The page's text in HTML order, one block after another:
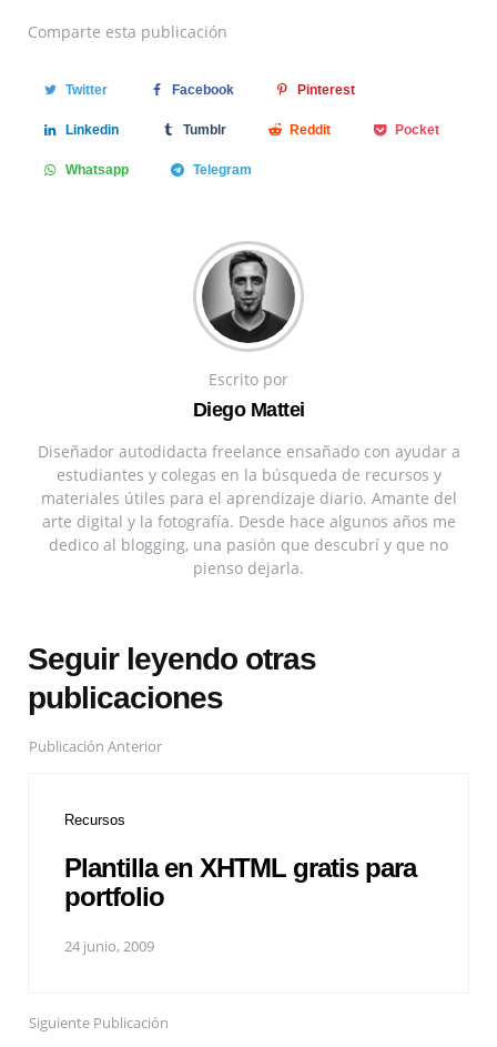
Comparte esta publicación
Twitter Facebook Pinterest
Linkedin Tumblr Reddit Pocket
Whatsapp Telegram
Escrito por
Diego Mattei
Diseñador autodidacta freelance ensañado con ayudar a
estudiantes y colegas en la búsqueda de recursos y
materiales útiles para el aprendizaje diario. Amante del
arte digital y la fotografía. Desde hace algunos años me
dedico al blogging, una pasión que descubrí y que no
pienso dejarla.
Seguir leyendo otras
publicaciones
Publicación Anterior
Recursos
Plantilla en XHTML gratis para
portfolio
24 junio, 2009
Siguiente Publicación